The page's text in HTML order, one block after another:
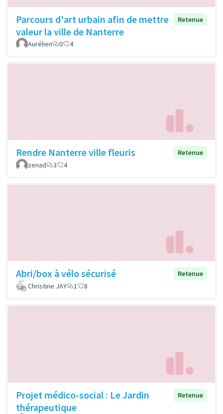
Parcours d'art urbain afin de mettre
valeur la ville de Nanterre
Retenue
Aurélien 0 4
Rendre Nanterre ville fleuris
Retenue
zenad
3 4
Abri/box à vélo sécurisé
Retenue
Christine JAY
1 8
Projet médico-social : Le Jardin
thérapeutique
Retenue